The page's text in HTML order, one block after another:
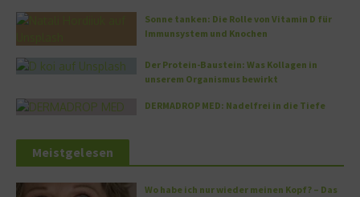
Sonne tanken: Die Rolle von Vitamin D für
Immunsystem und Knochen
Der Protein-Baustein: Was Kollagen in
unserem Organismus bewirkt
DERMADROP MED: Nadelfrei in die Tiefe
Meistgelesen
Wo habe ich nur wieder meinen Kopf? – Das